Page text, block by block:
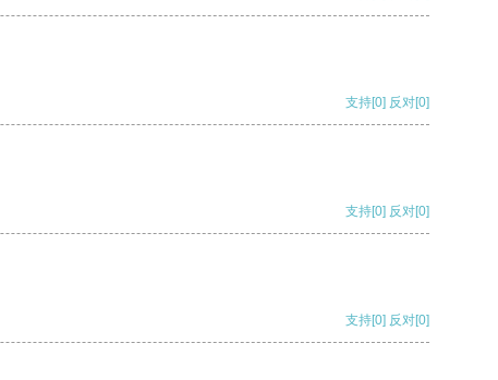
支持[0] 反对[0]
支持[0] 反对[0]
支持[0] 反对[0]